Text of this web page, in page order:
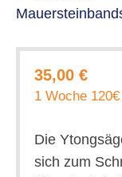
35,00 €
1 Woche
Die
sich zum